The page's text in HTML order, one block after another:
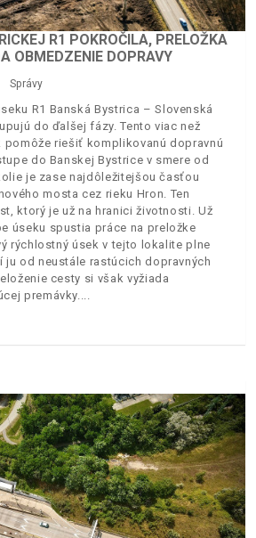
R1 POKROČILA, PRELOŽKA
OBMEDZENIE DOPRAVY
Správy
R1 Banská Bystrica – Slovenská
do ďalšej fázy. Tento viac než
riešiť komplikovanú dopravnú
do Banskej Bystrice v smere od
je zase najdôležitejšou časťou
mosta cez rieku Hron. Ten
ktorý je už na hranici životnosti. Už
úseku spustia práce na preložke
rýchlostný úsek v tejto lokalite plne
ju od neustále rastúcich dopravných
cesty si však vyžiada
premávky.